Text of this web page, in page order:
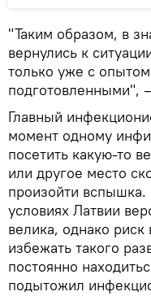
"Таким образом, в
вернулись к
только уже с
подготовленными",
Главный
момент одному
посетить какую-то
или другое место
произойти
условиях Латвии
велика, однако
избежать такого
постоянно
подытожил